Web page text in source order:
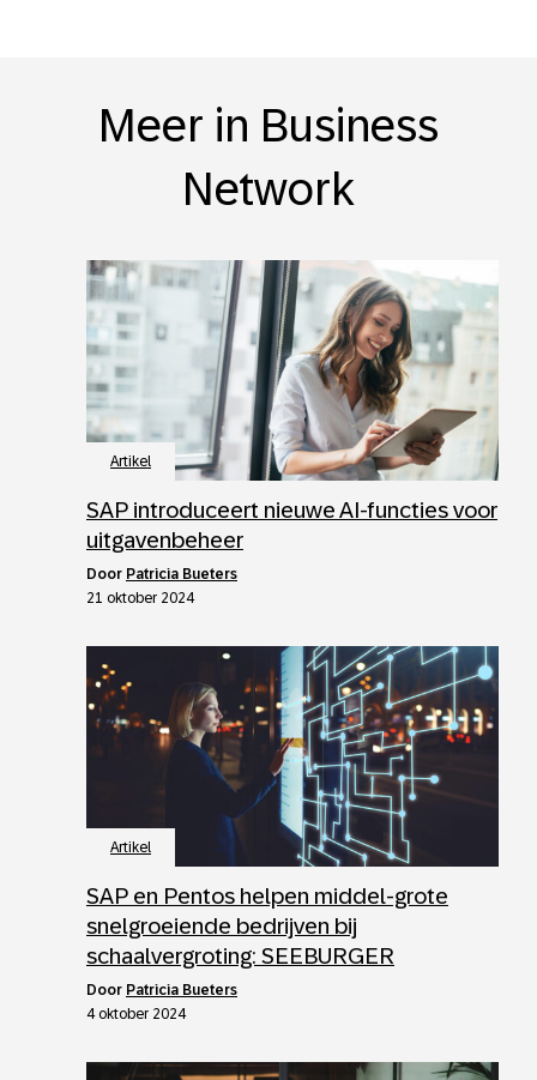
Meer in Business
Network
Artikel
SAP introduceert nieuwe AI-functies voor
uitgavenbeheer
door Patricia Bueters
21 oktober 2024
Artikel
SAP en Pentos helpen middel-grote
snelgroeiende bedrijven bij
schaalvergroting: SEEBURGER
door Patricia Bueters
4 oktober 2024